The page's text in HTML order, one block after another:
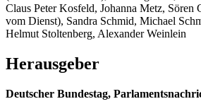
Claus Peter Kosfeld, Johanna Metz, Sören
vom Dienst), Sandra Schmid, Michael
Helmut Stoltenberg, Alexander Weinlein
Herausgeber
Deutscher Bundestag,